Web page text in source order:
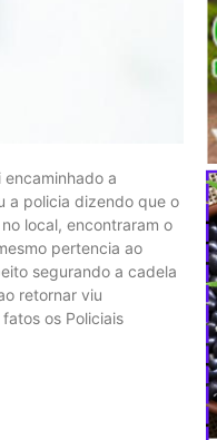
a
a policia dizendo que o
local, encontraram o
pertencia ao
segurando a cadela
retornar viu
os Policiais